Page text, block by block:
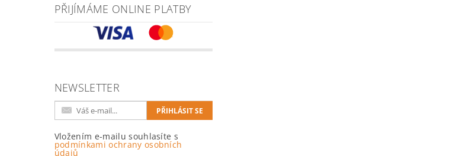
PŘIJÍMÁME ONLINE PLATBY
NEWSLETTER
Vložením e-mailu souhlasíte s
podmínkami ochrany osobních
údajů